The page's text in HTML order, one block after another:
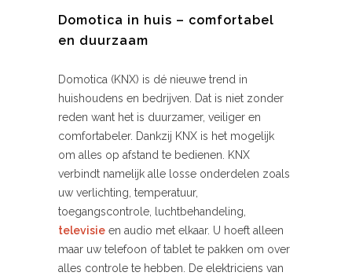
Domotica in huis – comfortabel
en duurzaam
Domotica (KNX) is dé nieuwe trend in
huishoudens en bedrijven. Dat is niet zonder
reden want het is duurzamer, veiliger en
comfortabeler. Dankzij KNX is het mogelijk
om alles op afstand te bedienen. KNX
verbindt namelijk alle losse onderdelen zoals
uw verlichting, temperatuur,
toegangscontrole, luchtbehandeling,
televisie en audio met elkaar. U hoeft alleen
maar uw telefoon of tablet te pakken om over
alles controle te hebben. De elektriciens van